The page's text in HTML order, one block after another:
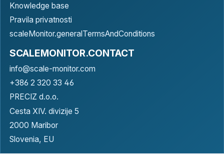
Knowledge base
Pravila privatnosti
scaleMonitor.generalTermsAndConditions
SCALEMONITOR.CONTACT
info@scale-monitor.com
+386 2 320 33 46
PRECIZ d.o.o.
Cesta XIV. divizije 5
2000 Maribor
Slovenia, EU